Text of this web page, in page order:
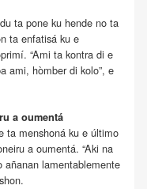
ta pone ku hende no ta
ta enfatisá ku e
“Ami ta kontra di e
ami, hòmber di kolo”, e
a oumentá
ta menshoná ku e último
a oumentá. “Aki na
añanan lamentablemente